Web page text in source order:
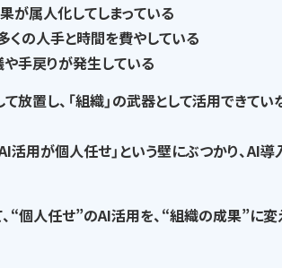
が属人化してしまっている
くの人手と時間を費やしている
手戻りが発生している
放置し、 「組織」の武器として活用できてい
活用が個人任せ」という壁にぶつかり、AI
“個人任せ”のAI活用を、“組織の成果”に変